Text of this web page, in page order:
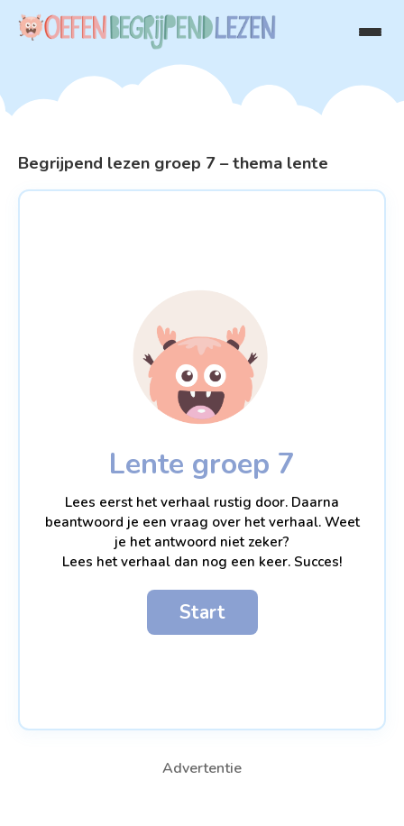
Begrijpend lezen groep 7 – thema lente
Lente groep 7
Lees eerst het verhaal rustig door. Daarna
beantwoord je een vraag over het verhaal. Weet
je het antwoord niet zeker?
Lees het verhaal dan nog een keer. Succes!
Start
Advertentie